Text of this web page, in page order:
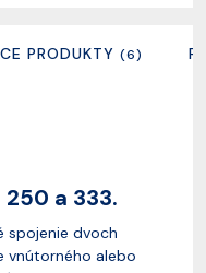
PRODUKTY (6)
a 333.
spojenie dvoch
vnútorného alebo